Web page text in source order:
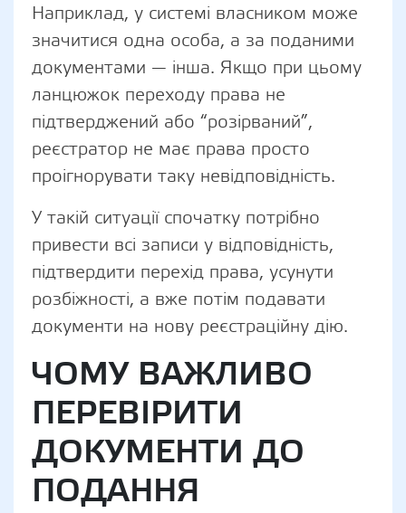
Наприклад, у системі власником може
значитися одна особа, а за поданими
документами — інша. Якщо при цьому
ланцюжок переходу права не
підтверджений або “розірваний”,
реєстратор не має права просто
проігнорувати таку невідповідність.
У такій ситуації спочатку потрібно
привести всі записи у відповідність,
підтвердити перехід права, усунути
розбіжності, а вже потім подавати
документи на нову реєстраційну дію.
ЧОМУ ВАЖЛИВО
ПЕРЕВІРИТИ
ДОКУМЕНТИ ДО
ПОДАННЯ